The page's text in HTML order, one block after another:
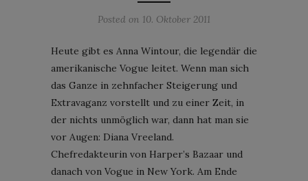
Posted on 10. Oktober 2011
Heute gibt es Anna Wintour, die legendär die
amerikanische Vogue leitet. Wenn man sich
das Ganze in zehnfacher Steigerung und
Extravaganz vorstellt und zu einer Zeit, in
der nichts unmöglich war, dann hat man sie
vor Augen: Diana Vreeland.
Chefredakteurin von Harper’s Bazaar und
danach von Vogue in New York. Am Ende